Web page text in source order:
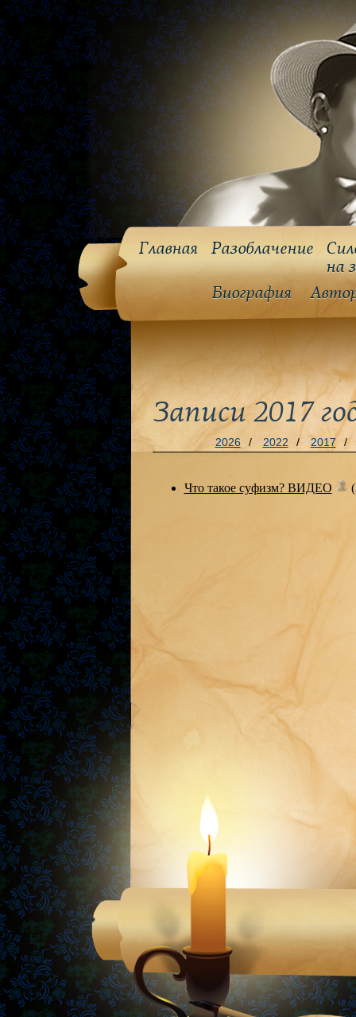
Главная Разоблачение
на
Биография
Записи 2017
2026 / 2022 / 2017 /
Что такое суфизм? ВИДЕО